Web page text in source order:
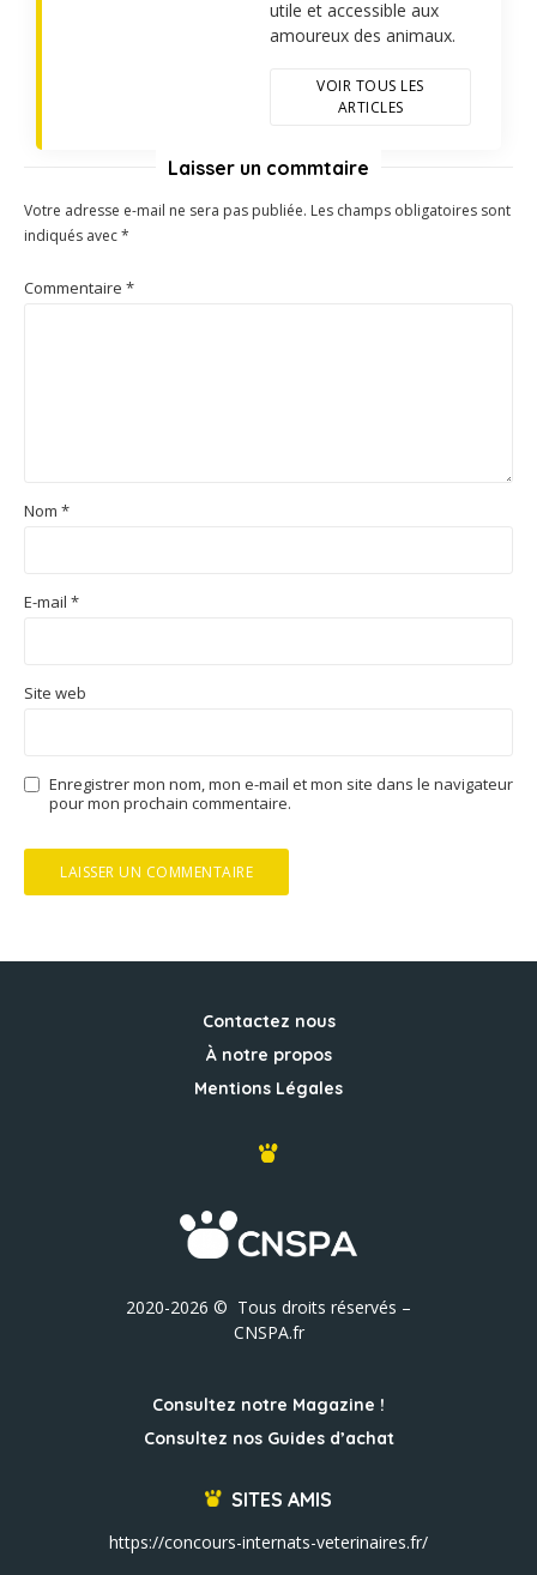
utile et accessible aux
amoureux des animaux.
VOIR TOUS LES
ARTICLES
Laisser un commtaire
Votre adresse e-mail ne sera pas publiée. Les champs obligatoires sont
indiqués avec*
Commentaire *
Nom *
E-mail *
Site web
Enregistrer mon nom, mon e-mail et mon site dans le navigateur
pour mon prochain commentaire.
Contactez nous
À notre propos
Mentions Légales
2020-2026 © Tous droits réservés –
CNSPA.fr
Consultez notre Magazine !
Consultez nos Guides d’achat
SITES AMIS
https://concours-internats-veterinaires.fr/